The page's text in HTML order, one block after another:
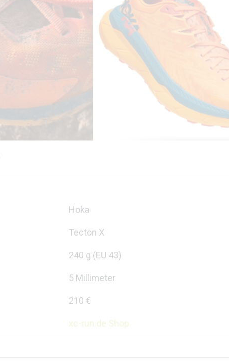
Hoka
Tecton X
240 g (EU 43)
5 Millimeter
210 €
xc-run.de Shop